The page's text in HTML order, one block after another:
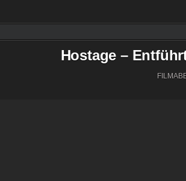
Hostage –